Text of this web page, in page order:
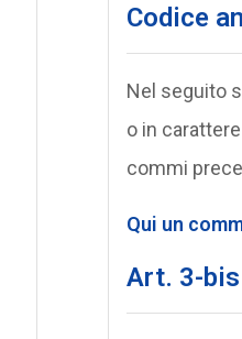
Codice
Nel seguito
o in
commi
Qui un
Art. 3-